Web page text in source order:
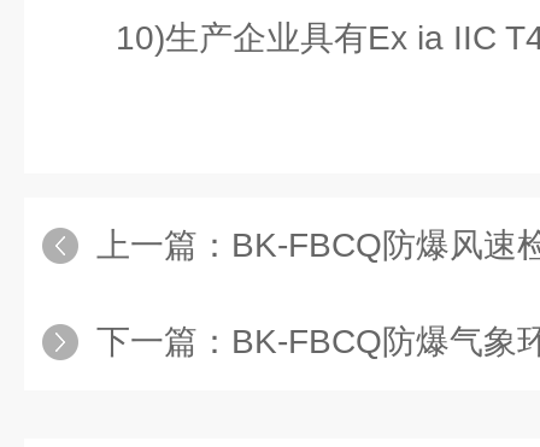
10)生产企业具有Ex ia IIC
上一篇： BK-FBCQ防爆风速
下一篇： BK-FBCQ防爆气象